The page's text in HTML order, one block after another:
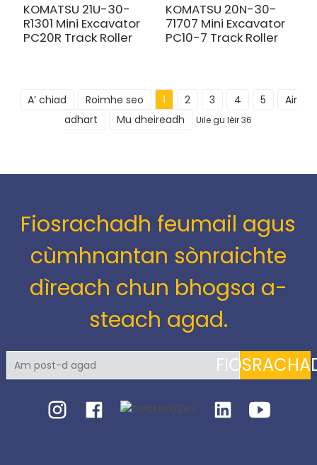
KOMATSU 21U-30-
R1301 Mini Excavator
PC20R Track Roller
KOMATSU 20N-30-
71707 Mini Excavator
PC10-7 Track Roller
A’ chiad Roimhe seo 1 2 3 4 5
Air
adhart
Mu dheireadh Uile gu lèir 36
Fiosrachadh feumail agus
cùmhnantan sònraichte
dìreach chun bhogsa a-
steach agad.